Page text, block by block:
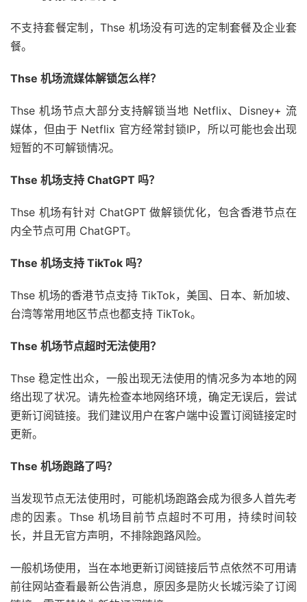
不支持套餐定制，Thse 机场没有可选的定制套餐及企业套
餐。
Thse 机场流媒体解锁怎么样？
Thse 机场节点大部分支持解锁当地 Netflix、Disney+ 流
媒体，但由于 Netflix 官方经常封锁IP，所以可能也会出现
短暂的不可解锁情况。
Thse 机场支持 ChatGPT 吗？
Thse 机场有针对 ChatGPT 做解锁优化，包含香港节点在
内全节点可用 ChatGPT。
Thse 机场支持 TikTok 吗？
Thse 机场的香港节点支持 TikTok，美国、日本、新加坡、
台湾等常用地区节点也都支持 TikTok。
Thse 机场节点超时无法使用？
Thse 稳定性出众，一般出现无法使用的情况多为本地的网
络出现了状况。请先检查本地网络环境，确定无误后，尝试
更新订阅链接。我们建议用户在客户端中设置订阅链接定时
更新。
Thse 机场跑路了吗？
当发现节点无法使用时，可能机场跑路会成为很多人首先考
虑的因素。Thse 机场目前节点超时不可用，持续时间较
长，并且无官方声明，不排除跑路风险。
一般机场使用，当在本地更新订阅链接后节点依然不可用请
前往网站查看最新公告消息，原因多是防火长城污染了订阅